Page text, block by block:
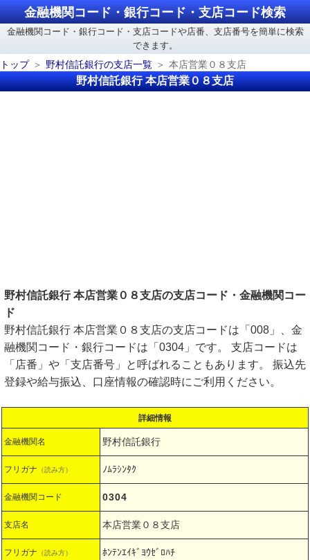
金融機関コード・銀行コード・支店コード検索
金融機関コード・銀行コード・支店コードや店番、支店番号を簡単に検索
できます。
トップ
野村信託銀行の支店一覧 本店営業０８支店
野村信託銀行 本店営業０８支店
野村信託銀行 本店営業０８支店の支店コード・金融機関コー
ド
野村信託銀行 本店営業０８支店の支店コードは「008」、金
融機関コード・銀行コードは「0304」です。 支店コードは
「店番」や「支店番号」と呼ばれることもあります。 振込先
登録や給与振込、口座情報の確認時にご利用ください。
詳細情報
金融機関名 野村信託銀行
フリガナ （読み方） ﾉﾑﾗｼﾝﾀｸ
金融機関コード 0304
支店名 本店営業０８支店
フリガナ （読み方） ﾎﾝﾃﾝｴｲｷﾞﾖｳｾﾞﾛﾊﾁ